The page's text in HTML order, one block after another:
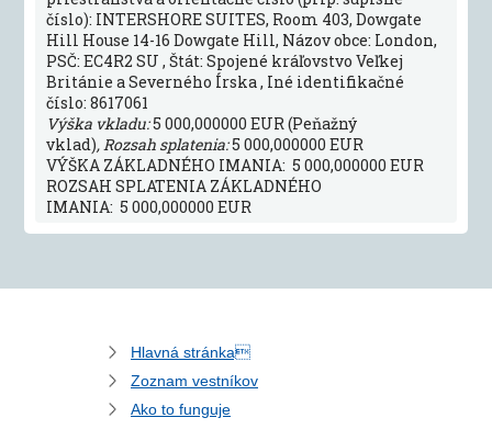
číslo): INTERSHORE SUITES, Room 403, Dowgate
Hill House 14-16 Dowgate Hill, Názov obce: London,
PSČ: EC4R2 SU , Štát: Spojené kráľovstvo Veľkej
Británie a Severného Írska , Iné identifikačné
číslo: 8617061
Výška vkladu:5 000,000000 EUR (Peňažný
vklad), Rozsah splatenia:5 000,000000 EUR
VÝŠKA ZÁKLADNÉHO IMANIA: 5 000,000000 EUR
ROZSAH SPLATENIA ZÁKLADNÉHO
IMANIA: 5 000,000000 EUR
Hlavná stránka
Zoznam vestníkov
Ako to funguje